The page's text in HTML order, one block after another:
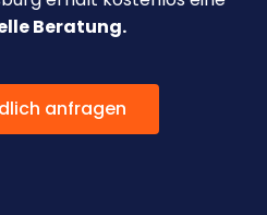
Beratung.
anfragen